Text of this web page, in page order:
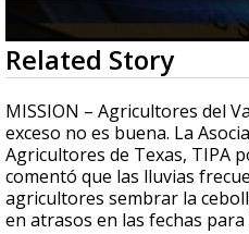
0
seconds
of
49
seconds
Related Story
MISSION – Agricultores del
exceso no es buena. La
Agricultores de Texas, TIPA
comentó que las lluvias
agricultores sembrar la
en atrasos en las fechas para